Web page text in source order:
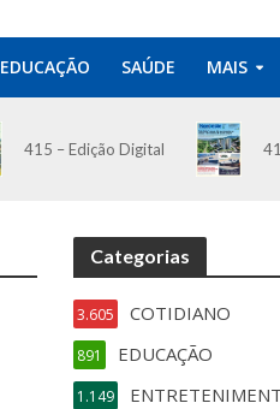
EDUCAÇÃO SAÚDE MAIS
415 – Edição Digital
Categorias
COTIDIANO
3.605
EDUCAÇÃO
891
1.149